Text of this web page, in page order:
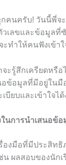
คนครับ! วันนี้พี่จ
วเลขและข้อมูลที่
ะทำให้คนฟังเข้า
ะรู้สึกเครียดหรือ
อข้อมูลที่มีอยู่ในมื
บียบและเข้าใจไ
ในการนำเสนอข้อ
องมือที่มีประสิท
น ผลสอบของนัก